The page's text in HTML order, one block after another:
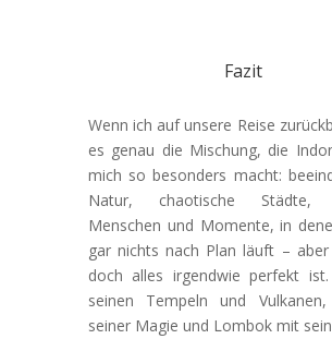
Fazit
Wenn ich auf unsere Reise
es genau die Mischung, die
mich so besonders macht:
Natur, chaotische Städte,
Menschen und Momente, in
gar nichts nach Plan läuft –
doch alles irgendwie perfekt
seinen Tempeln und
seiner Magie und Lombok mit